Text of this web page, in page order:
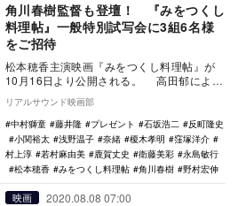
角川春樹監督も登壇！ 『みをつくし
料理帖』一般特別試写会に3組6名様
をご招待
松本穂香主演映画『みをつくし料理帖』が
10月16日より公開される。 高田郁による
同名小説の刊行10周年を記念し、角川春樹
の生…
リアルサウンド映画部
中村獅童
藤井隆 プレゼント 石坂浩二
反町隆史
小関裕太
浅野温子 奈緒 榎木孝明
窪塚洋介
村上淳
若村麻由美 鹿賀丈史 衛藤美彩
永島敏行
松本穂香
みをつくし料理帖 角川春樹 野村宏伸
映画 2020.08.08 07:00